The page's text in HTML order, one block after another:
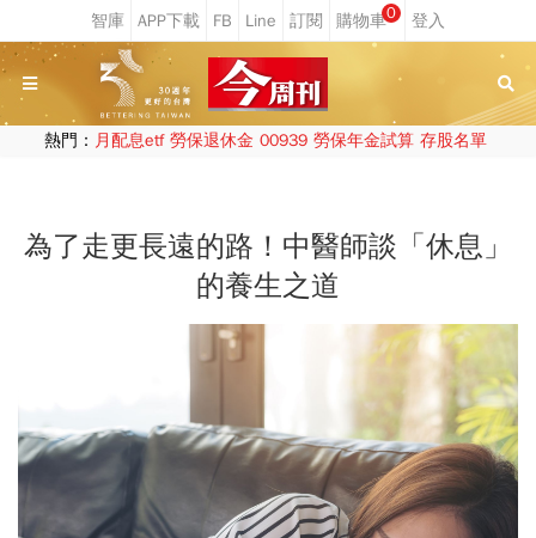
0
熱門： 月配息etf 勞保退休金 00939 勞保年金試算 存股名單
為了走更長遠的路！中醫師談「休息」
的養生之道